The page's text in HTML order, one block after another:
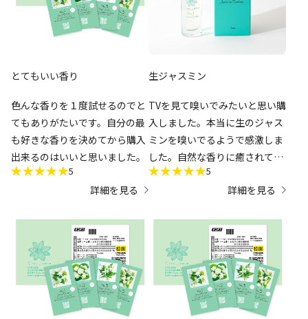
マンパワーを割いていらっしゃ
るとは思いますが、お金を払っ
たのに｢製作側の意図した香り
いのは残念です。都会に住んで
ぐことも出来るでしょうけど…
低評価を付けている人の｢ムエ
ットだけでこの値段は高すぎ
る｣という意見も理解出来ます
が、次回使える500円引きクー
社員の方が立ち上げたとはいえ
｢クレイジージャスミン｣という
ブランド自体はまだまだ知名度
の伸び代があると思い、応援す
る意味も込めて購入したので特
に高いとは思いません。世の中
相棒になっています。
とてもいい香り
色んな香りを１度試せるのでと
てもありがたいです。自分の最
も好きな香りを決めてから購入
出来るのはいいと思いました。
5
詳細を見る
生ジャスミン
TVを見て嗅いでみたいと思い購
入しました。本当に生のジャス
ミンを嗅いでるようで感激しま
した。自然な香りに癒されてま
す。ありがとうございます😊
5
詳細を見る